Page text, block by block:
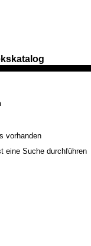
vorhanden
eine Suche durchführen